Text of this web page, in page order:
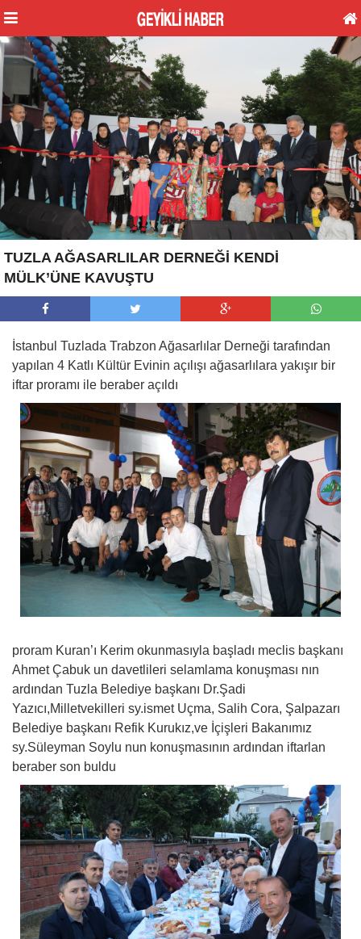
TUZLA AĞASARLILAR DERNEĞİ KENDİ
MÜLK’ÜNE KAVUŞTU
İstanbul Tuzlada Trabzon Ağasarlılar Derneği tarafından
yapılan 4 Katlı Kültür Evinin açılışı ağasarlılara yakışır bir
iftar proramı ile beraber açıldı
proram Kuran’ı Kerim okunmasıyla başladı meclis başkanı
Ahmet Çabuk un davetlileri selamlama konuşması nın
ardından Tuzla Belediye başkanı Dr.Şadi
Yazıcı,Milletvekilleri sy.ismet Uçma, Salih Cora, Şalpazarı
Belediye başkanı Refik Kurukız,ve İçişleri Bakanımız
sy.Süleyman Soylu nun konuşmasının ardından iftarlan
beraber son buldu